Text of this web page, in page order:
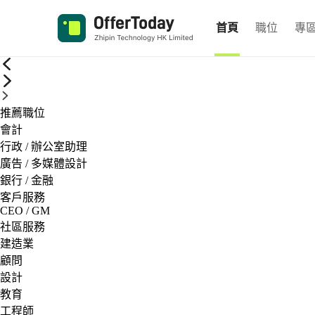
首頁 職位 專
推薦職位
會計
行政 / 辦公室助理
廣告 / 多媒體設計
銀行 / 金融
客戶服務
CEO / GM
社區服務
建造業
顧問
設計
教育
工程師